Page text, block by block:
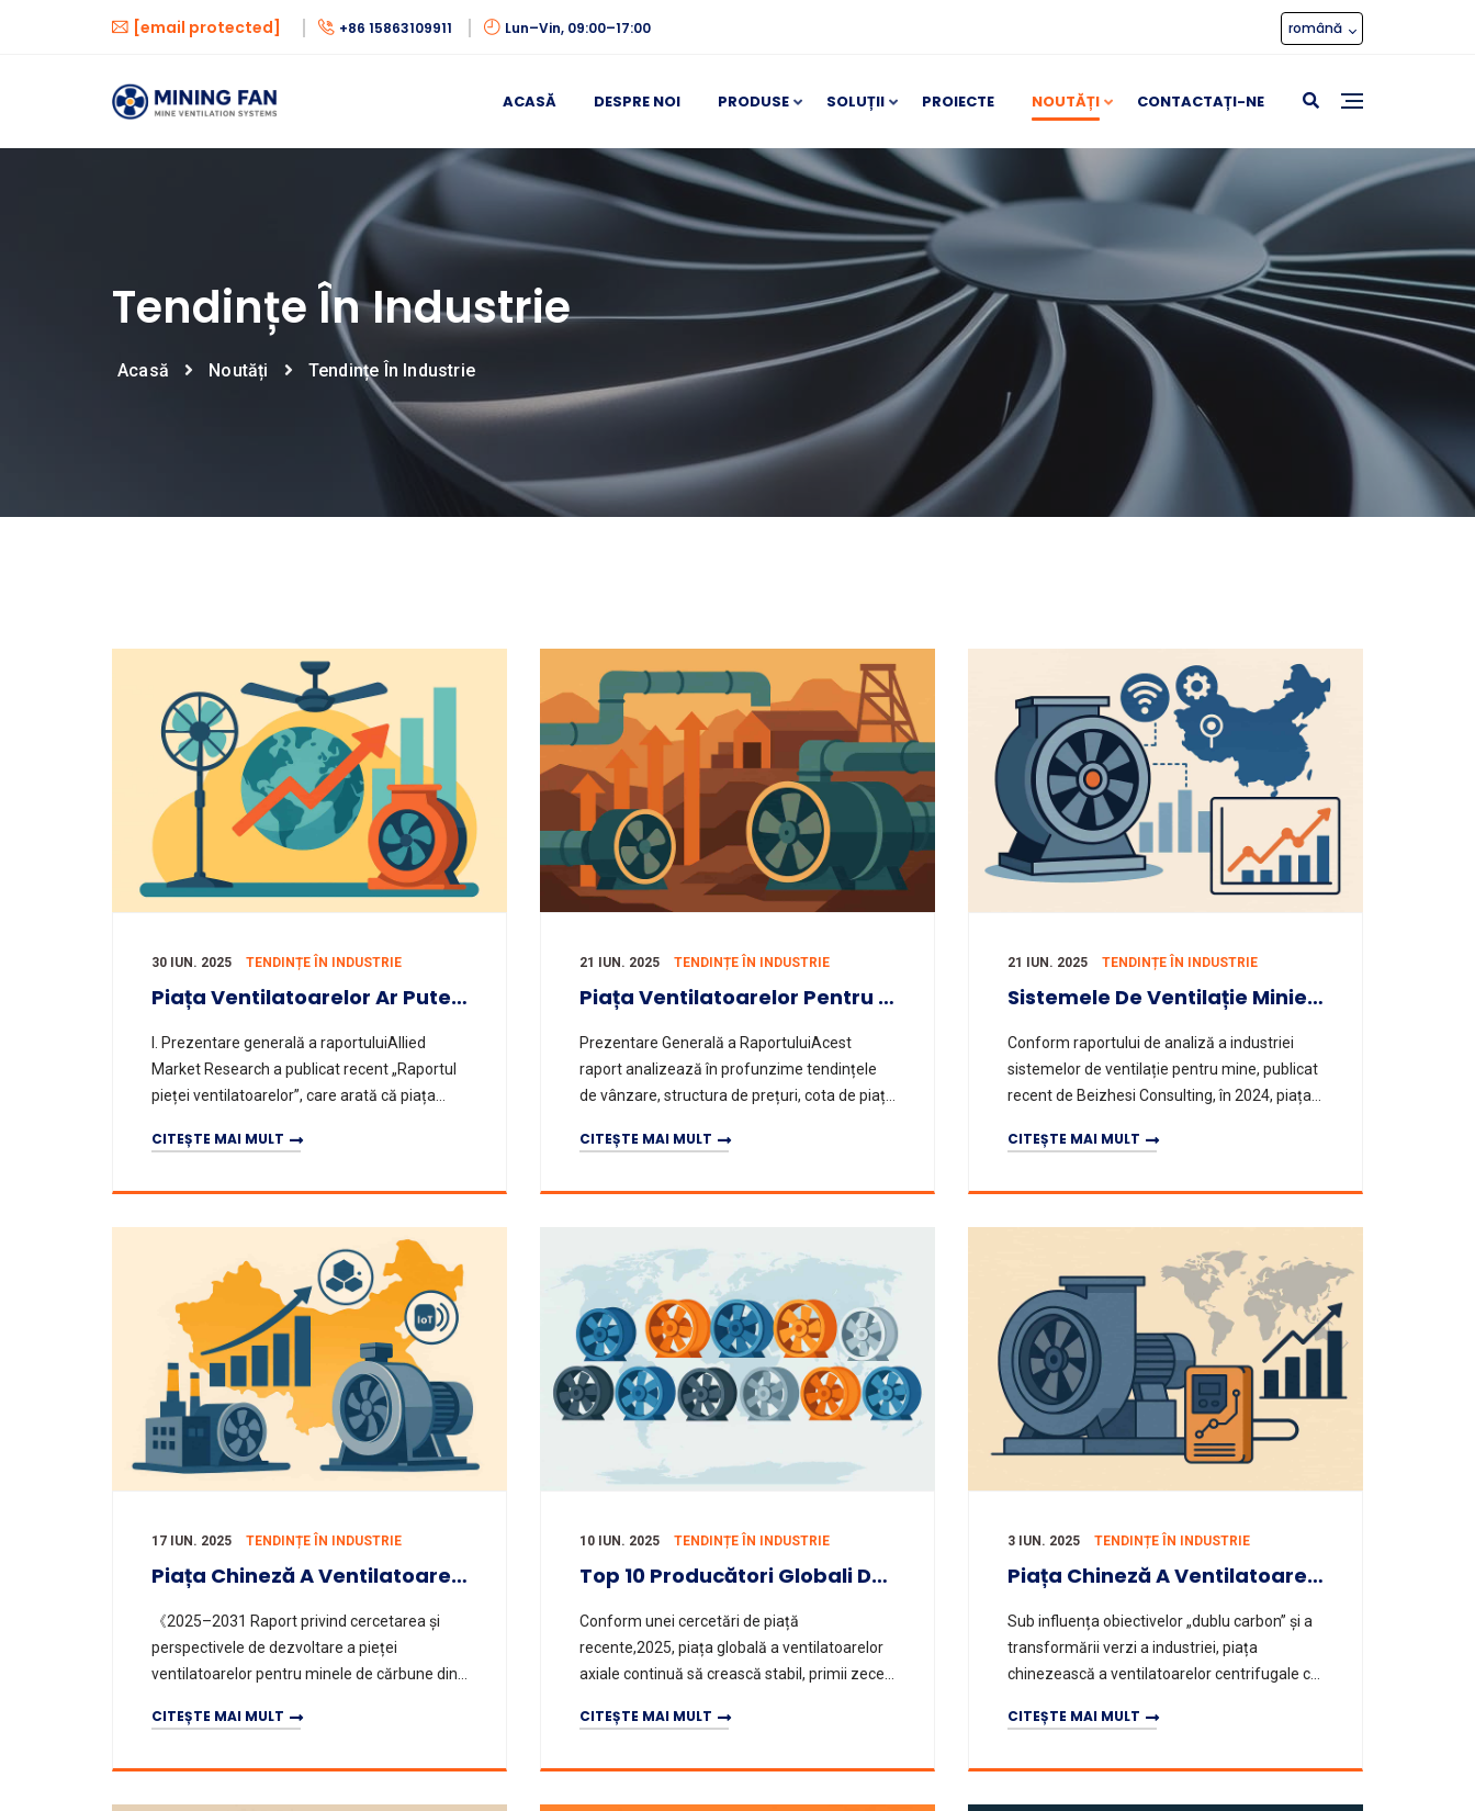
[email protected] +86 15863109911 Lun–Vin, 09:00–17:00 română
ACASĂ DESPRE NOI PRODUSE SOLUȚII PROIECTE NOUTĂȚI CONTACTAȚI-NE
Tendințe În Industrie
Acasă Noutăți Tendințe În Industrie
30 IUN. 2025 TENDINȚE ÎN INDUSTRIE
Piața Ventilatoarelor Ar Putea Atinge 16,9 Miliarde USD Până În 2031
I. Prezentare generală a raportuluiAllied
Market Research a publicat recent „Raportul
pieței ventilatoarelor”, care arată că piața
111 miliarde de dolari î
CITEȘTE MAI MULT
21 IUN. 2025 TENDINȚE ÎN INDUSTRIE
Piața Ventilatoarelor Pentru Ventilația Minelor Accelerează În 2025
Prezentare Generală a RaportuluiAcest
raport analizează în profunzime tendințele
de vânzare, structura de prețuri, cota de piață
companii pe piața mondială a
CITEȘTE MAI MULT
21 IUN. 2025 TENDINȚE ÎN INDUSTRIE
Sistemele De Ventilație Minieră În China: Dinamica 2025
Conform raportului de analiză a industriei
sistemelor de ventilație pentru mine, publicat
recent de Beizhesi Consulting, în 2024, piața
mine va continua să cr
CITEȘTE MAI MULT
17 IUN. 2025 TENDINȚE ÎN INDUSTRIE
Piața Chineză A Ventilatoarelor Pentru Mine De Cărbune (2025–2031)
《2025–2031 Raport privind cercetarea și
perspectivele de dezvoltare a pieței
ventilatoarelor pentru minele de cărbune din
rata de creștere anuală compus
CITEȘTE MAI MULT
10 IUN. 2025 TENDINȚE ÎN INDUSTRIE
Top 10 Producători Globali De Ventilatoare Axiale (2025)
Conform unei cercetări de piață
recente,2025, piața globală a ventilatoarelor
axiale continuă să crească stabil, primii zece
piață prin inovație tehnologică
CITEȘTE MAI MULT
3 IUN. 2025 TENDINȚE ÎN INDUSTRIE
Piața Chineză A Ventilatoarelor Centrifuge DC Se Extinde Rapid
Sub influența obiectivelor „dublu carbon” și a
transformării verzi a industriei, piața
chinezească a ventilatoarelor centrifugale cu
explozivă. Acest articol a
CITEȘTE MAI MULT